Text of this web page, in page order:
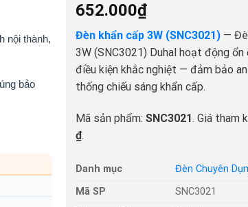
nội thành,
bảo
652.000₫
Đèn khẩn cấp 3W (SNC3021) —
3W (SNC3021) Duhal hoạt động
điều kiện khắc nghiệt — đảm bảo
thống chiếu sáng khẩn cấp.
Mã sản phẩm:SNC3021. Giá tham
₫.
Danh mục
Đèn Chuyên
Mã SP
SNC3021